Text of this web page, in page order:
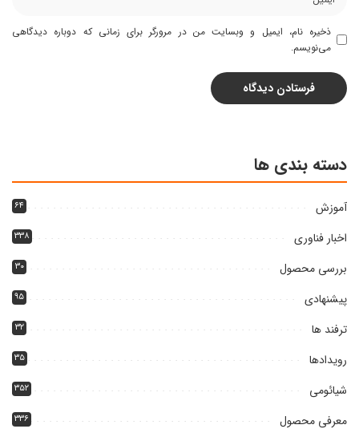
ذخیره نام، ایمیل و وبسایت من در مرورگر برای زمانی که دوباره دیدگاهی
می‌نویسم.
دسته بندی ها
آموزش ۶۴
اخبار فناوری ۳۳۸
بررسی محصول ۳۰
پیشنهادی ۹۵
ترفند ها ۳۲
رویدادها ۳۵
شیائومی ۳۵۲
معرفی محصول ۳۳۶